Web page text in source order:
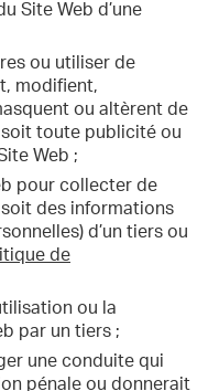
Site Web d’une
ou utiliser de
modifient,
ou altèrent de
toute publicité ou
Web ;
pour collecter de
des informations
d’un tiers ou
de
ou la
par un tiers ;
une conduite qui
pénale ou donnerait